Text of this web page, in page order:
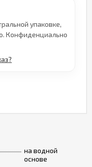
на водной
основе
упаковке,
Конфиденциально